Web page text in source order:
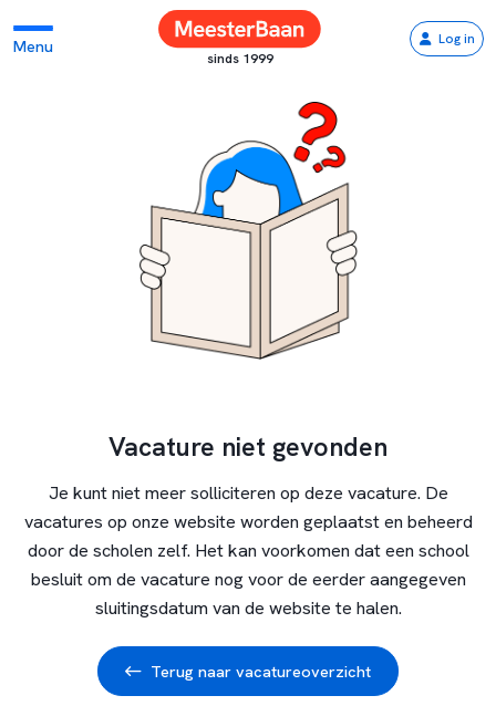
Menu
sinds 1999
Log in
Vacature niet gevonden
Je kunt niet meer solliciteren op deze vacature. De
vacatures op onze website worden geplaatst en beheerd
door de scholen zelf. Het kan voorkomen dat een school
besluit om de vacature nog voor de eerder aangegeven
sluitingsdatum van de website te halen.
Terug naar vacatureoverzicht